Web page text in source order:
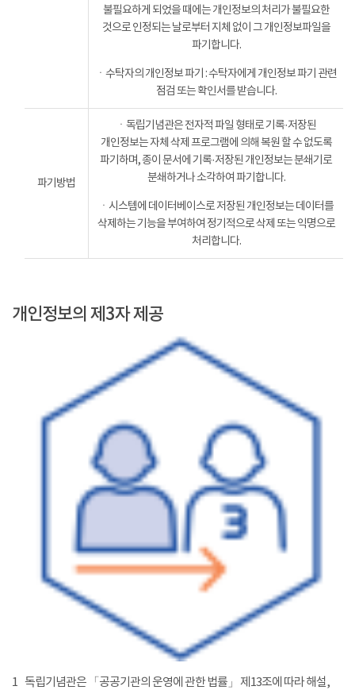
불필요하게 되었을 때에는 개인정보의 처리가 불필요한
것으로 인정되는 날로부터 지체 없이 그 개인정보파일을
파기합니다.
ㆍ수탁자의 개인정보 파기 : 수탁자에게 개인정보 파기 관련
점검 또는 확인서를 받습니다.
파기방법
ㆍ독립기념관은 전자적 파일 형태로 기록·저장된
개인정보는 자체 삭제 프로그램에 의해 복원 할 수 없도록
파기하며, 종이 문서에 기록·저장된 개인정보는 분쇄기로
분쇄하거나 소각하여 파기합니다.
ㆍ시스템에 데이터베이스로 저장된 개인정보는 데이터를
삭제하는 기능을 부여하여 정기적으로 삭제 또는 익명으로
처리합니다.
개인정보의 제3자 제공
1 독립기념관은 「공공기관의 운영에 관한 법률」 제13조에 따라 해설,